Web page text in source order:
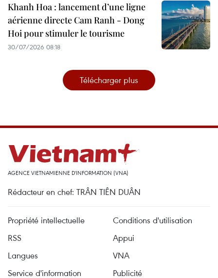
Khanh Hoa : lancement d’une ligne
aérienne directe Cam Ranh - Dong
Hoi pour stimuler le tourisme
30/07/2026 08:18
Télécharger plus
AGENCE VIETNAMIENNE D'INFORMATION (VNA)
Rédacteur en chef: TRÂN TIÊN DUÂN
Propriété intellectuelle
Conditions d'utilisation
RSS
Appui
Langues
VNA
Service d'information
Publicité